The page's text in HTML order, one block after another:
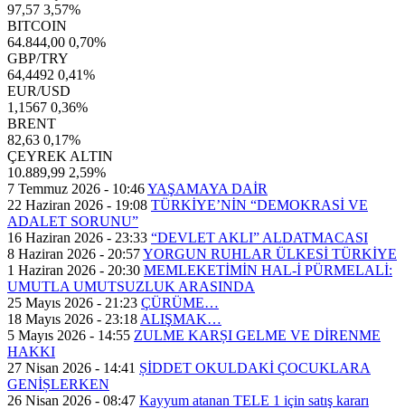
97,57 3,57%
BITCOIN
64.844,00 0,70%
GBP/TRY
64,4492 0,41%
EUR/USD
1,1567 0,36%
BRENT
82,63 0,17%
ÇEYREK ALTIN
10.889,99 2,59%
7 Temmuz 2026 - 10:46YAŞAMAYA DAİR
22 Haziran 2026 - 19:08 TÜRKİYE’NİN “DEMOKRASİ VE
ADALET SORUNU”
16 Haziran 2026 - 23:33 “DEVLET AKLI” ALDATMACASI
8 Haziran 2026 - 20:57YORGUN RUHLAR ÜLKESİ TÜRKİYE
1 Haziran 2026 - 20:30 MEMLEKETİMİN HAL-İ PÜRMELALİ:
UMUTLA UMUTSUZLUK ARASINDA
25 Mayıs 2026 - 21:23 ÇÜRÜME…
18 Mayıs 2026 - 23:18 ALIŞMAK…
5 Mayıs 2026 - 14:55 ZULME KARȘI GELME VE DİRENME
HAKKI
27 Nisan 2026 - 14:41 ȘİDDET OKULDAKİ ÇOCUKLARA
GENİȘLERKEN
26 Nisan 2026 - 08:47 Kayyum atanan TELE 1 için satış kararı